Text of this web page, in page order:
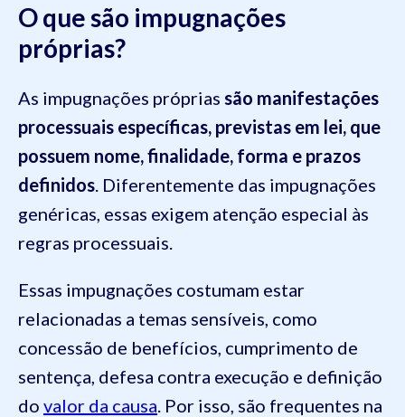
O que são impugnações
próprias?
As impugnações próprias são manifestações
processuais específicas, previstas em lei, que
possuem nome, finalidade, forma e prazos
definidos . Diferentemente das impugnações
genéricas, essas exigem atenção especial às
regras processuais.
Essas impugnações costumam estar
relacionadas a temas sensíveis, como
concessão de benefícios, cumprimento de
sentença, defesa contra execução e definição
do valor da causa . Por isso, são frequentes na